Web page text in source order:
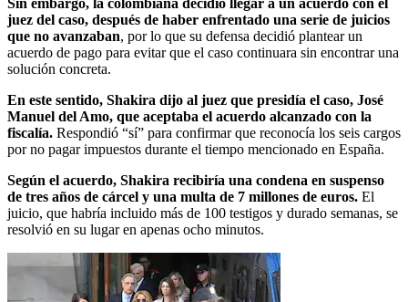
juez del caso, después de haber enfrentado una serie de juicios
que no avanzaban, por lo que su defensa decidió plantear un
acuerdo de pago para evitar que el caso continuara sin encontrar una
solución concreta.
En este sentido, Shakira dijo al juez que presidía el caso, José
Manuel del Amo, que aceptaba el acuerdo alcanzado con la
fiscalía. Respondió “sí” para confirmar que reconocía los seis cargos
por no pagar impuestos durante el tiempo mencionado en España.
Según el acuerdo, Shakira recibiría una condena en suspenso
de tres años de cárcel y una multa de 7 millones de euros. El
juicio, que habría incluido más de 100 testigos y durado semanas, se
resolvió en su lugar en apenas ocho minutos.